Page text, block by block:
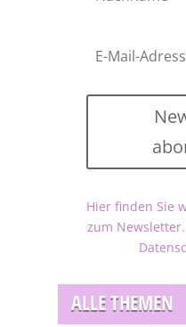
Hier finden Sie
zum Newsletter.
ALLE THEMEN